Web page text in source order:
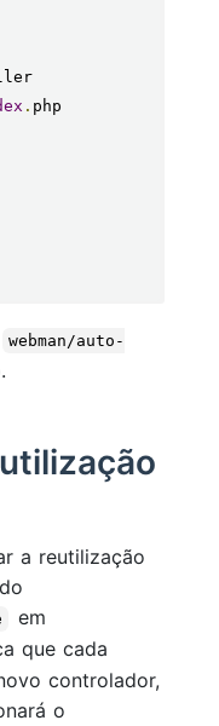
controller
.
webman/auto-
a reutilização
em
que cada
controlador,
o